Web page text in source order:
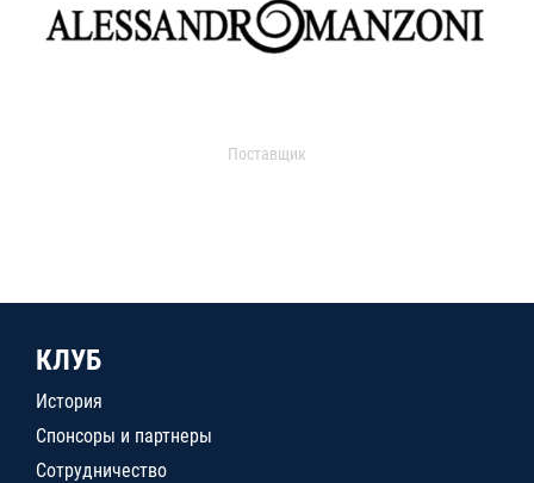
Поставщик
КЛУБ
История
Спонсоры и партнеры
Сотрудничество